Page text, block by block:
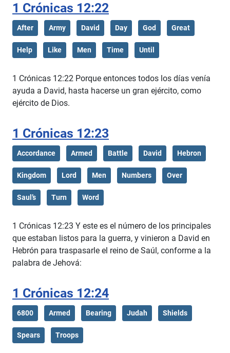
1 Crónicas 12:22
After Army David Day God Great
Help Like Men Time Until
1 Crónicas 12:22 Porque entonces todos los días venía
ayuda a David, hasta hacerse un gran ejército, como
ejército de Dios.
1 Crónicas 12:23
Accordance Armed Battle David Hebron
Kingdom Lord Men Numbers Over
Saul’s Turn Word
1 Crónicas 12:23 Y este es el número de los principales
que estaban listos para la guerra, y vinieron a David en
Hebrón para traspasarle el reino de Saúl, conforme a la
palabra de Jehová:
1 Crónicas 12:24
6800 Armed Bearing Judah Shields
Spears Troops